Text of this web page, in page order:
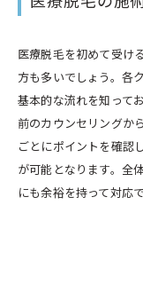
医療脱毛を初めて受け
方も多いでしょう。各
基本的な流れを知って
前のカウンセリングか
ごとにポイントを確認
が可能となります。全
にも余裕を持って対応